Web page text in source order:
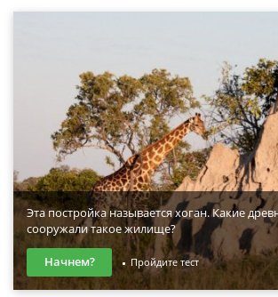
Эта постройка называется хоган. Какие
сооружали такое жилище?
Начнем? Пройдите тест